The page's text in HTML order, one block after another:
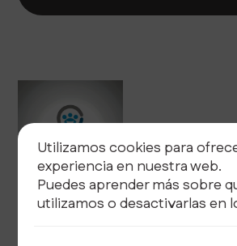
Utilizamos cookies para
experiencia en nuestra web.
Puedes aprender más sobre
utilizamos o desactivarlas en